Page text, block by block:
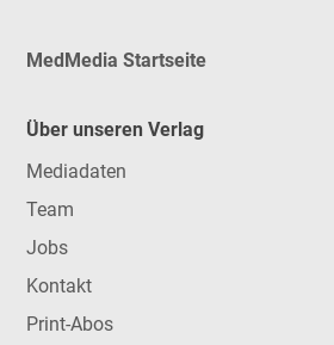
MedMedia Startseite
Über unseren Verlag
Mediadaten
Team
Jobs
Kontakt
Print-Abos